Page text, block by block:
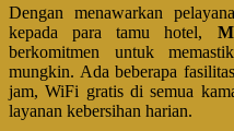
Dengan menawarkan
kepada para tamu hotel,
berkomitmen untuk
mungkin. Ada beberapa
jam, WiFi gratis di semua
layanan kebersihan harian.